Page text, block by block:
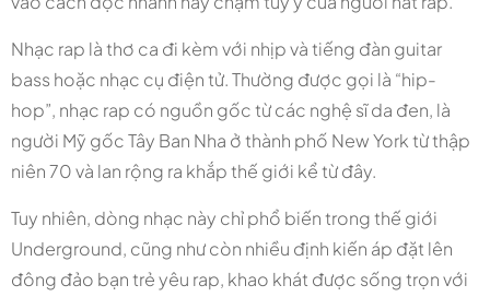
Nhạc rap là thơ ca đi kèm với nhịp và tiếng đàn guitar
bass hoặc nhạc cụ điện tử. Thường được gọi là “hip-
hop”, nhạc rap có nguồn gốc từ các nghệ sĩ da đen, là
người Mỹ gốc Tây Ban Nha ở thành phố New York từ thập
niên 70 và lan rộng ra khắp thế giới kể từ đây.
Tuy nhiên, dòng nhạc này chỉ phổ biến trong thế giới
Underground, cũng như còn nhiều định kiến áp đặt lên
đông đảo bạn trẻ yêu rap, khao khát được sống trọn với